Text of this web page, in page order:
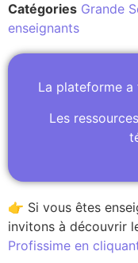
Catégories Grande
enseignants
La plateforme a
Les
👉 Si vous êtes
invitons à découvrir
Profissime en